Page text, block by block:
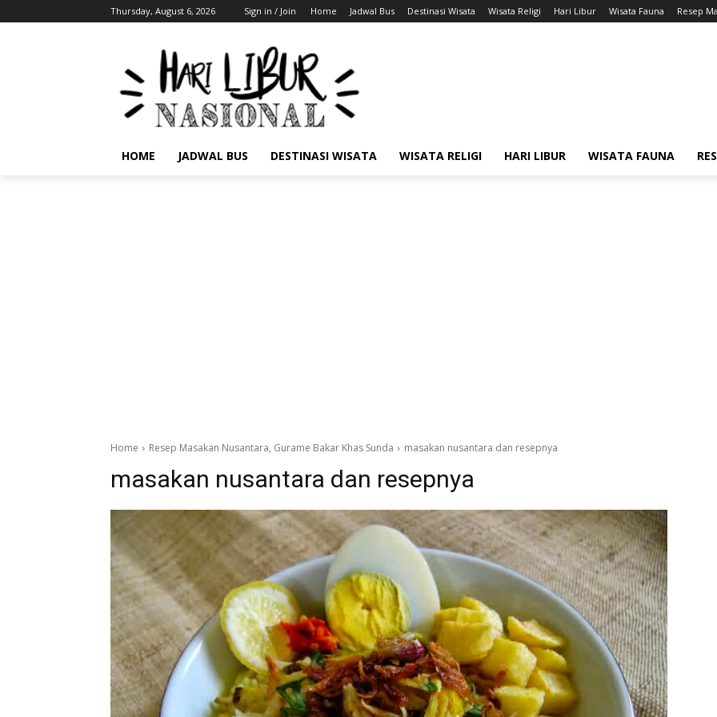
Thursday, August 6, 2026 Sign in / Join Home Jadwal Bus Destinasi Wisata Wisata Religi Hari Libur Wisata Fauna Resep
HOME JADWAL BUS DESTINASI WISATA WISATA RELIGI HARI LIBUR WISATA FAUNA
Home Resep Masakan Nusantara, Gurame Bakar Khas Sunda masakan nusantara dan resepnya
masakan nusantara dan resepnya